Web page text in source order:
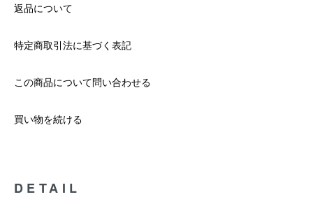
返品について
特定商取引法に基づく表記
この商品について問い合わせる
買い物を続ける
DETAIL